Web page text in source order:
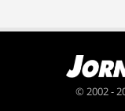
© 2002 -